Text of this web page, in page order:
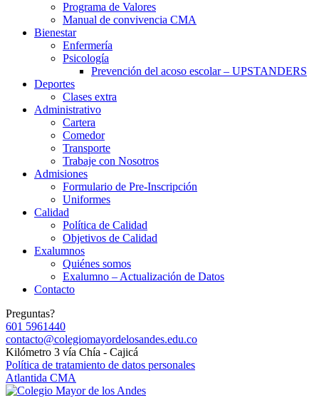
Programa de Valores
Manual de convivencia CMA
Bienestar
Enfermería
Psicología
Prevención del acoso escolar – UPSTANDERS
Deportes
Clases extra
Administrativo
Cartera
Comedor
Transporte
Trabaje con Nosotros
Admisiones
Formulario de Pre-Inscripción
Uniformes
Calidad
Política de Calidad
Objetivos de Calidad
Exalumnos
Quiénes somos
Exalumno – Actualización de Datos
Contacto
Preguntas?
601 5961440
contacto@colegiomayordelosandes.edu.co
Kilómetro 3 vía Chía - Cajicá
Política de tratamiento de datos personales
Atlantida CMA